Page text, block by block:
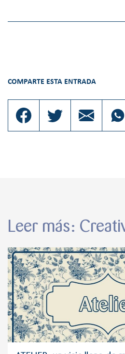
COMPARTE ESTA ENTRADA
Leer más: